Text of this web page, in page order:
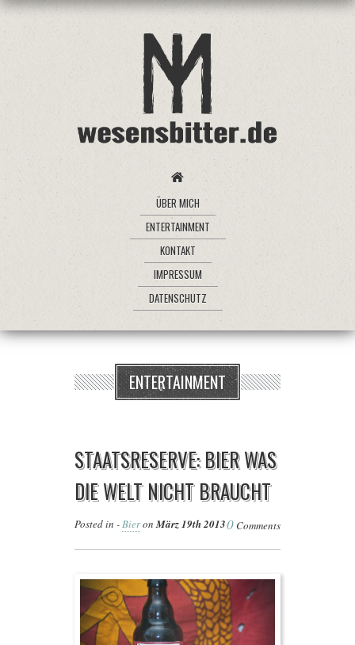
ÜBER MICH
ENTERTAINMENT
KONTAKT
IMPRESSUM
DATENSCHUTZ
ENTERTAINMENT
STAATSRESERVE: BIER WAS
DIE WELT NICHT BRAUCHT
Posted in -BieronMärz 19th 20130 Comments